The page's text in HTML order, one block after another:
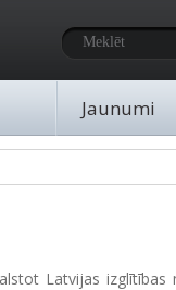
Jaunumi
Latvijas izglītības